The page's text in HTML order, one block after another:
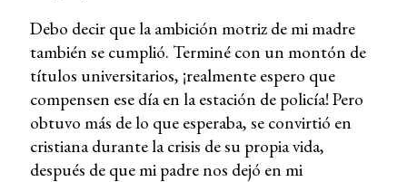
Debo decir que la ambición motriz de mi madre
también se cumplió. Terminé con un montón de
títulos universitarios, ¡realmente espero que
compensen ese día en la estación de policía! Pero
obtuvo más de lo que esperaba, se convirtió en
cristiana durante la crisis de su propia vida,
después de que mi padre nos dejó en mi